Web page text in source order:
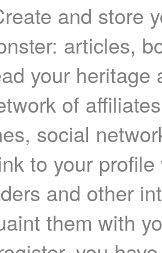
and store
articles,
your heritage
of
social
to your
and other
them with